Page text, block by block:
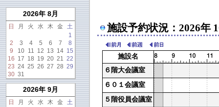
施設予約状況：2026年
施設名
６階大会議室
６０１会議室
５階役員会議室
2026年 8月
日 月 火 水 木 金
土
1
2
3 4 5 6 7
8
9
10 11 12 13 14 15
16 17 18 19 20 21 22
23 24 25 26 27 28 29
30 31
2026年 9月
日 月 火 水 木 金
土